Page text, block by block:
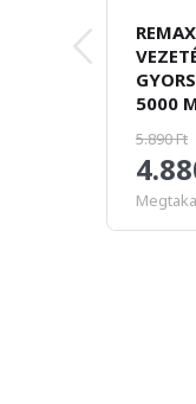
5000
5.890 Ft